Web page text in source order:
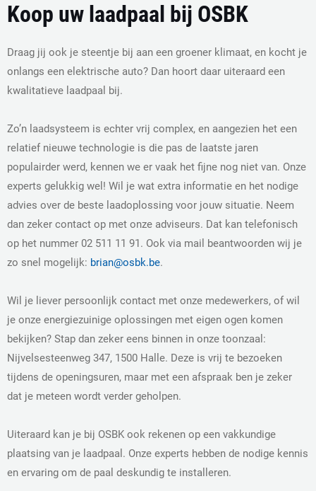
Koop uw laadpaal bij OSBK
Draag jij ook je steentje bij aan een groener klimaat, en kocht je
onlangs een elektrische auto? Dan hoort daar uiteraard een
kwalitatieve laadpaal bij.
Zo’n laadsysteem is echter vrij complex, en aangezien het een
relatief nieuwe technologie is die pas de laatste jaren
populairder werd, kennen we er vaak het fijne nog niet van. Onze
experts gelukkig wel! Wil je wat extra informatie en het nodige
advies over de beste laadoplossing voor jouw situatie. Neem
dan zeker contact op met onze adviseurs. Dat kan telefonisch
op het nummer 02 511 11 91. Ook via mail beantwoorden wij je
zo snel mogelijk: brian@osbk.be.
Wil je liever persoonlijk contact met onze medewerkers, of wil
je onze energiezuinige oplossingen met eigen ogen komen
bekijken? Stap dan zeker eens binnen in onze toonzaal:
Nijvelsesteenweg 347, 1500 Halle. Deze is vrij te bezoeken
tijdens de openingsuren, maar met een afspraak ben je zeker
dat je meteen wordt verder geholpen.
Uiteraard kan je bij OSBK ook rekenen op een vakkundige
plaatsing van je laadpaal. Onze experts hebben de nodige kennis
en ervaring om de paal deskundig te installeren.